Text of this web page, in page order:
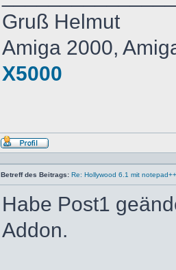
Gruß Helmut
Amiga 2000,
X5000
Profil
Betreff des Beitrags: Re: Hollywood 6.1 mit notepad++
Habe Post1
Addon.